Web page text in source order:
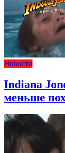
Новости
Indiana
меньше